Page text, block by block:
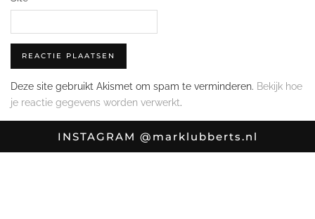
Deze site gebruikt Akismet om spam te verminderen. Bekijk hoe
je reactie gegevens worden verwerkt.
INSTAGRAM @marklubberts.nl